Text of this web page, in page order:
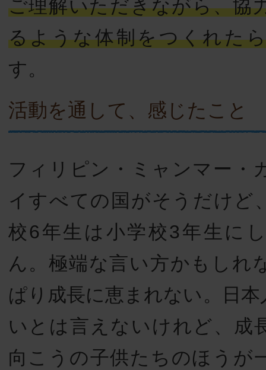
ご理解いただきながら、協
るような体制をつくれた
す。
活動を通して、感じたこと
フィリピン・ミャンマー・
イすべての国がそうだけど
校6年生は小学校3年生に
ん。極端な言い方かもしれ
ぱり成長に恵まれない。日
いとは言えないけれど、成
向こうの子供たちのほうが